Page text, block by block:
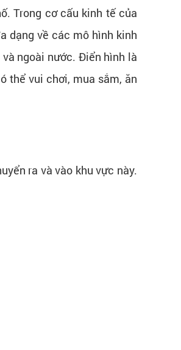
Trong cơ cấu kinh tế của
dạng về các mô hình kinh
ngoài nước. Điển hình là
thể vui chơi, mua sắm, ăn
ra và vào khu vực này.